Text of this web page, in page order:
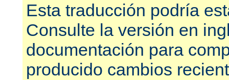
Esta traducción podría
Consulte la versión en
documentación para
producido cambios